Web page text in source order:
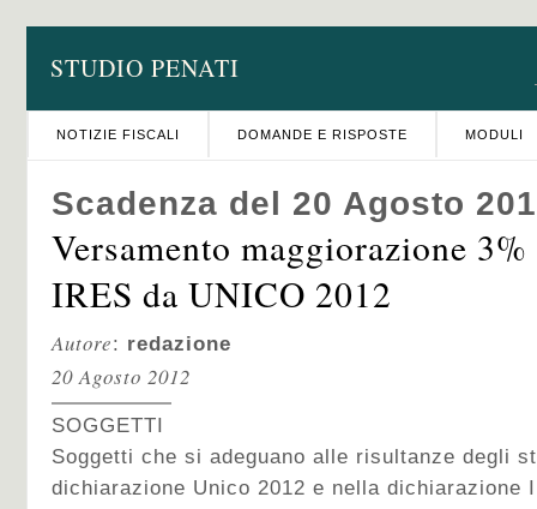
STUDIO PENATI
NOTIZIE FISCALI DOMANDE E RISPOSTE MODULI
Scadenza del 20 Agosto
Versamento maggiorazione
IRES da UNICO 2012
Autore: redazione
20 Agosto 2012
SOGGETTI
Soggetti che si adeguano alle risultanze degli
dichiarazione Unico 2012 e nella dichiarazione